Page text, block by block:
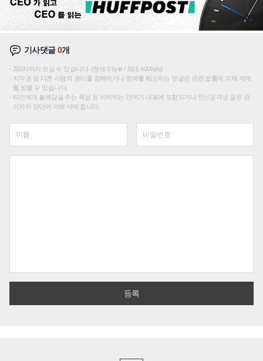
기사댓글0개
200자까지 쓰실 수 있습니다. (현재 0 byte / 최대 400byte)
저작권 등 다른 사람의 권리를 침해하거나 명예를 훼손하는 댓글은 관련 법률에 의해 제재
를 받을 수 있습니다.
타인에게 불쾌감을 주는 욕설 등 비하하는 단어가 내용에 포함되거나 인신공격성 글은 관
리자의 판단에 의해 삭제 합니다.